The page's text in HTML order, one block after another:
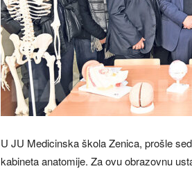
U JU Medicinska škola Zenica, prošle
kabineta anatomije. Za ovu obrazovnu